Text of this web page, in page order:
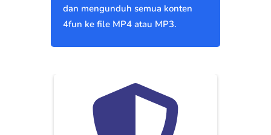
dan mengunduh semua konten
4fun ke file MP4 atau MP3.